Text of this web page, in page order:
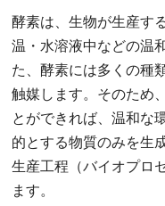
酵素は、生物が生産す
温・水溶液中などの温
た、酵素には多くの種
触媒します。そのため
とができれば、温和な
的とする物質のみを生
生産工程（バイオプロ
ます。